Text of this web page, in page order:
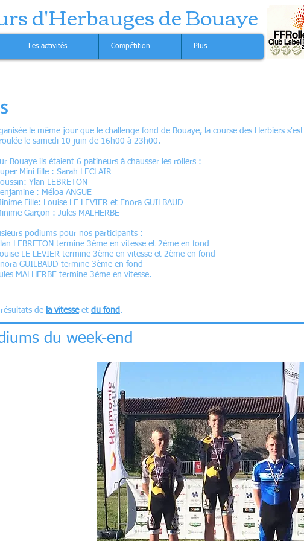
d'Herbauges de Bouaye
Les activités Compétition Plus
le même jour que le challenge fond de Bouaye, la course des Herbiers s'est
le samedi 10 juin de 16h00 à 23h00.
Bouaye ils étaient 6 patineurs à chausser les rollers :
Mini fille : Sarah LECLAIR
Ylan LEBRETON
: Méloa ANGUE
Fille: Louise LE LEVIER et Enora GUILBAUD
Garçon : Jules MALHERBE
podiums pour nos participants :
LEBRETON termine 3ème en vitesse et 2ème en fond
LE LEVIER termine 3ème en vitesse et 2ème en fond
GUILBAUD termine 3ème en fond
MALHERBE termine 3ème en vitesse.
de la vitesse et du fond .
du week-end